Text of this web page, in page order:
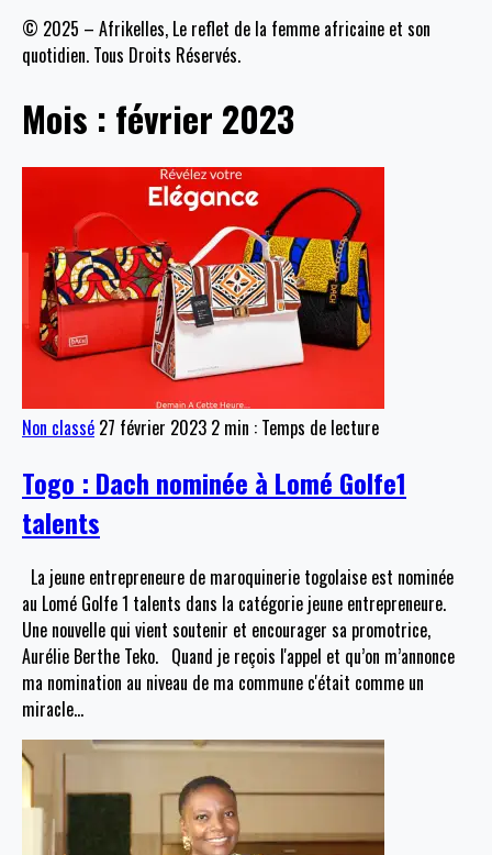
© 2025 – Afrikelles, Le reflet de la femme africaine et son
quotidien. Tous Droits Réservés.
Mois : février 2023
Non classé 27 février 2023 2 min : Temps de lecture
Togo : Dach nominée à Lomé Golfe1
talents
La jeune entrepreneure de maroquinerie togolaise est nominée
au Lomé Golfe 1 talents dans la catégorie jeune entrepreneure.
Une nouvelle qui vient soutenir et encourager sa promotrice,
Aurélie Berthe Teko. Quand je reçois l'appel et qu’on m’annonce
ma nomination au niveau de ma commune c'était comme un
miracle…